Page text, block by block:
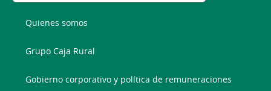
Quienes somos
Grupo Caja Rural
Gobierno corporativo y política de remuneraciones